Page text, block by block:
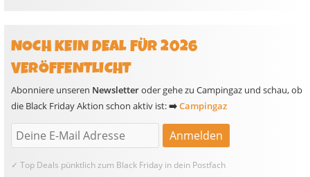
NOCH KEIN DEAL FÜR 2026
VERÖFFENTLICHT
Abonniere unseren Newsletteroder gehe zu Campingaz und schau, ob
die Black Friday Aktion schon aktiv ist:➡️Campingaz
✓ Top Deals pünktlich zum Black Friday in dein Postfach